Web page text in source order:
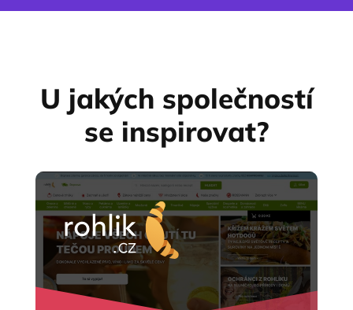
U jakých společností
se inspirovat?